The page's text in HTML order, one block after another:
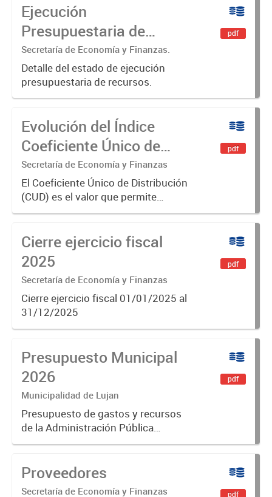
Ejecución
Presupuestaria de
Recursos
Secretaría de Economía y Finanzas.
Detalle del estado de ejecución
presupuestaria de recursos.
pdf
Evolución del Índice
Coeficiente Único de
Distribución (CUD)
Secretaría de Economía y Finanzas
El Coeficiente Único de Distribución
(CUD) es el valor que permite
distribuir los recursos
municipios. Se construye en base a
diferentes variables, como
población,...
pdf
Cierre ejercicio fiscal
2025
Secretaría de Economía y Finanzas
Cierre ejercicio fiscal 01/01/2025 al
31/12/2025
pdf
Presupuesto Municipal
2026
Municipalidad de Lujan
Presupuesto de gastos y recursos
de la Administración Pública
Municipal para el ejercicio 2026.
pdf
Proveedores
Secretaría de Economía y Finanzas pdf